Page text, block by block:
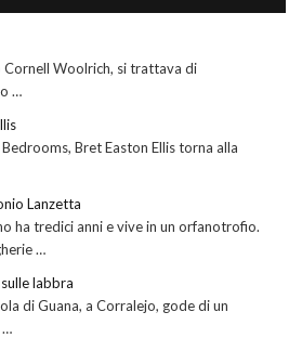
Woolrich, si trattava di
…
Bret Easton Ellis torna alla
Lanzetta
ha tredici anni e vive in un orfanotrofio.
…
labbra
di Guana, a Corralejo, gode di un
…